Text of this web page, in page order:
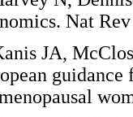
Nat
JA,
guidance